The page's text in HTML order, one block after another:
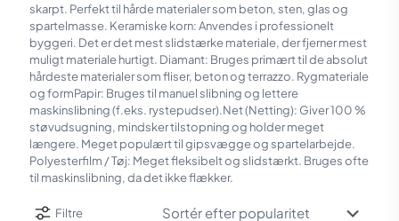
skarpt. Perfekt til hårde materialer som beton, sten, glas og
spartelmasse. Keramiske korn: Anvendes i professionelt
byggeri. Det er det mest slidstærke materiale, der fjerner mest
muligt materiale hurtigt. Diamant: Bruges primært til de absolut
hårdeste materialer som fliser, beton og terrazzo. Rygmateriale
og formPapir: Bruges til manuel slibning og lettere
maskinslibning (f.eks. rystepudser).Net (Netting): Giver 100 %
støvudsugning, mindsker tilstopning og holder meget
længere. Meget populært til gipsvægge og spartelarbejde.
Polyesterfilm / Tøj: Meget fleksibelt og slidstærkt. Bruges ofte
til maskinslibning, da det ikke flækker.
Filtre